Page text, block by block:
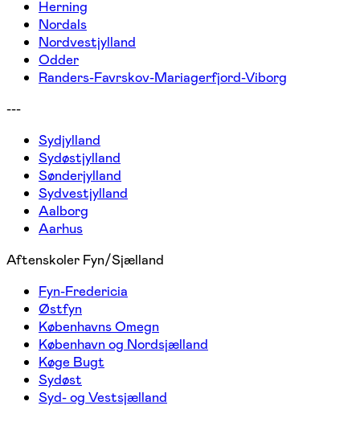
Herning
Nordals
Nordvestjylland
Odder
Randers-Favrskov-Mariagerfjord-Viborg
---
Sydjylland
Sydøstjylland
Sønderjylland
Sydvestjylland
Aalborg
Aarhus
Aftenskoler Fyn/Sjælland
Fyn-Fredericia
Østfyn
Københavns Omegn
København og Nordsjælland
Køge Bugt
Sydøst
Syd- og Vestsjælland